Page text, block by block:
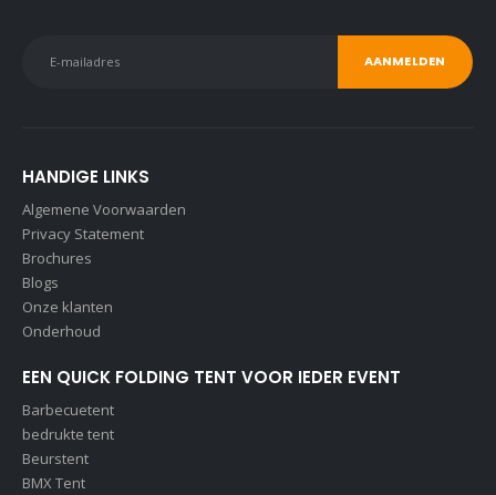
HANDIGE LINKS
Algemene Voorwaarden
Privacy Statement
Brochures
Blogs
Onze klanten
Onderhoud
EEN QUICK FOLDING TENT VOOR IEDER EVENT
Barbecuetent
bedrukte tent
Beurstent
BMX Tent